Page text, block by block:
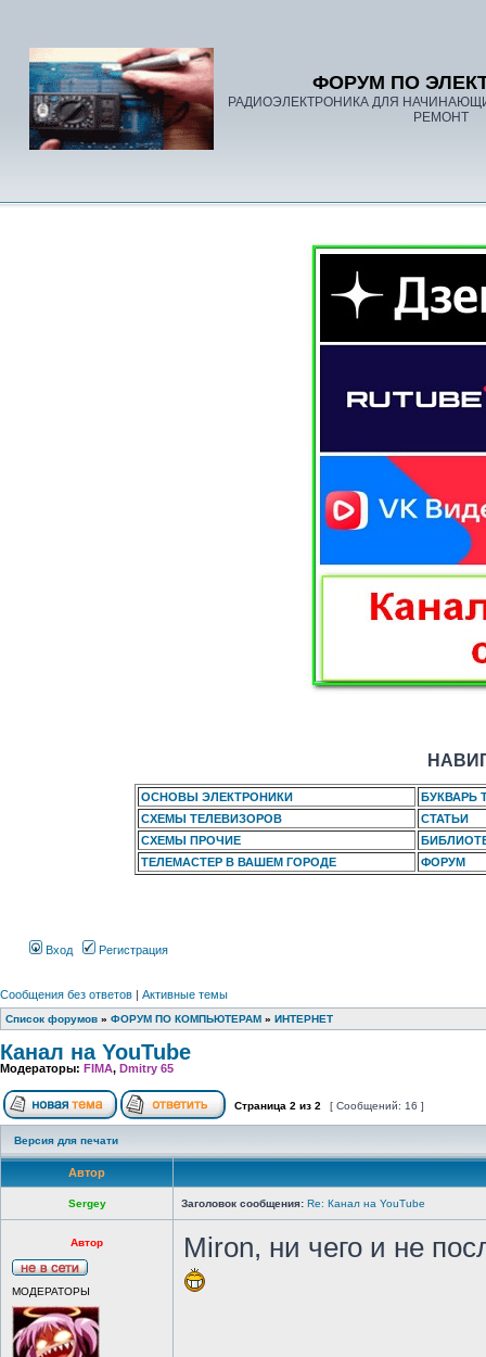
ФОРУМ ПО
РАДИОЭЛЕКТРОНИКА ДЛЯ
РЕМОНТ
ОСНОВЫ ЭЛЕКТРОНИКИ
БУКВАРЬ
СХЕМЫ ТЕЛЕВИЗОРОВ
СТАТЬИ
СХЕМЫ ПРОЧИЕ
ТЕЛЕМАСТЕР В ВАШЕМ ГОРОДЕ
ФОРУМ
Вход Регистрация
Сообщения без ответов | Активные темы
Список форумов » ФОРУМ ПО КОМПЬЮТЕРАМ » ИНТЕРНЕТ
Канал на YouTube
Модераторы: FIMA, Dmitry 65
Страница 2 из 2 [ Сообщений: 16 ]
Версия для печати
Автор
Sergey Заголовок сообщения: Re: Канал на YouTube
Автор
МОДЕРАТОРЫ
Miron, ни чего и не